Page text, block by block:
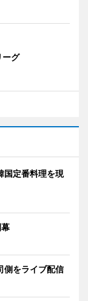
グ
定番料理を現
側をライブ配信